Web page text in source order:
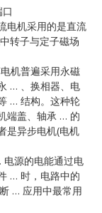
电机采用的是直流
转子与定子磁场
机普遍采用永磁
… 、换相器、电
… 结构。这种轮
端盖、轴承 … 的
是异步电机(电机
电源的电能通过电
… 时，电路中的
… 应用中最常用